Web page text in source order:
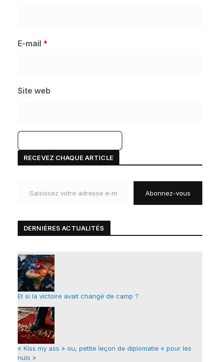
E-mail *
Site web
t
i
v
e
:
RECEVEZ CHAQUE ARTICLE
Abonnez-vous
DERNIÈRES ACTUALITÉS
Et si la victoire avait changé de camp ?
« Kiss my ass » ou, petite leçon de diplomatie « pour les
nuls »